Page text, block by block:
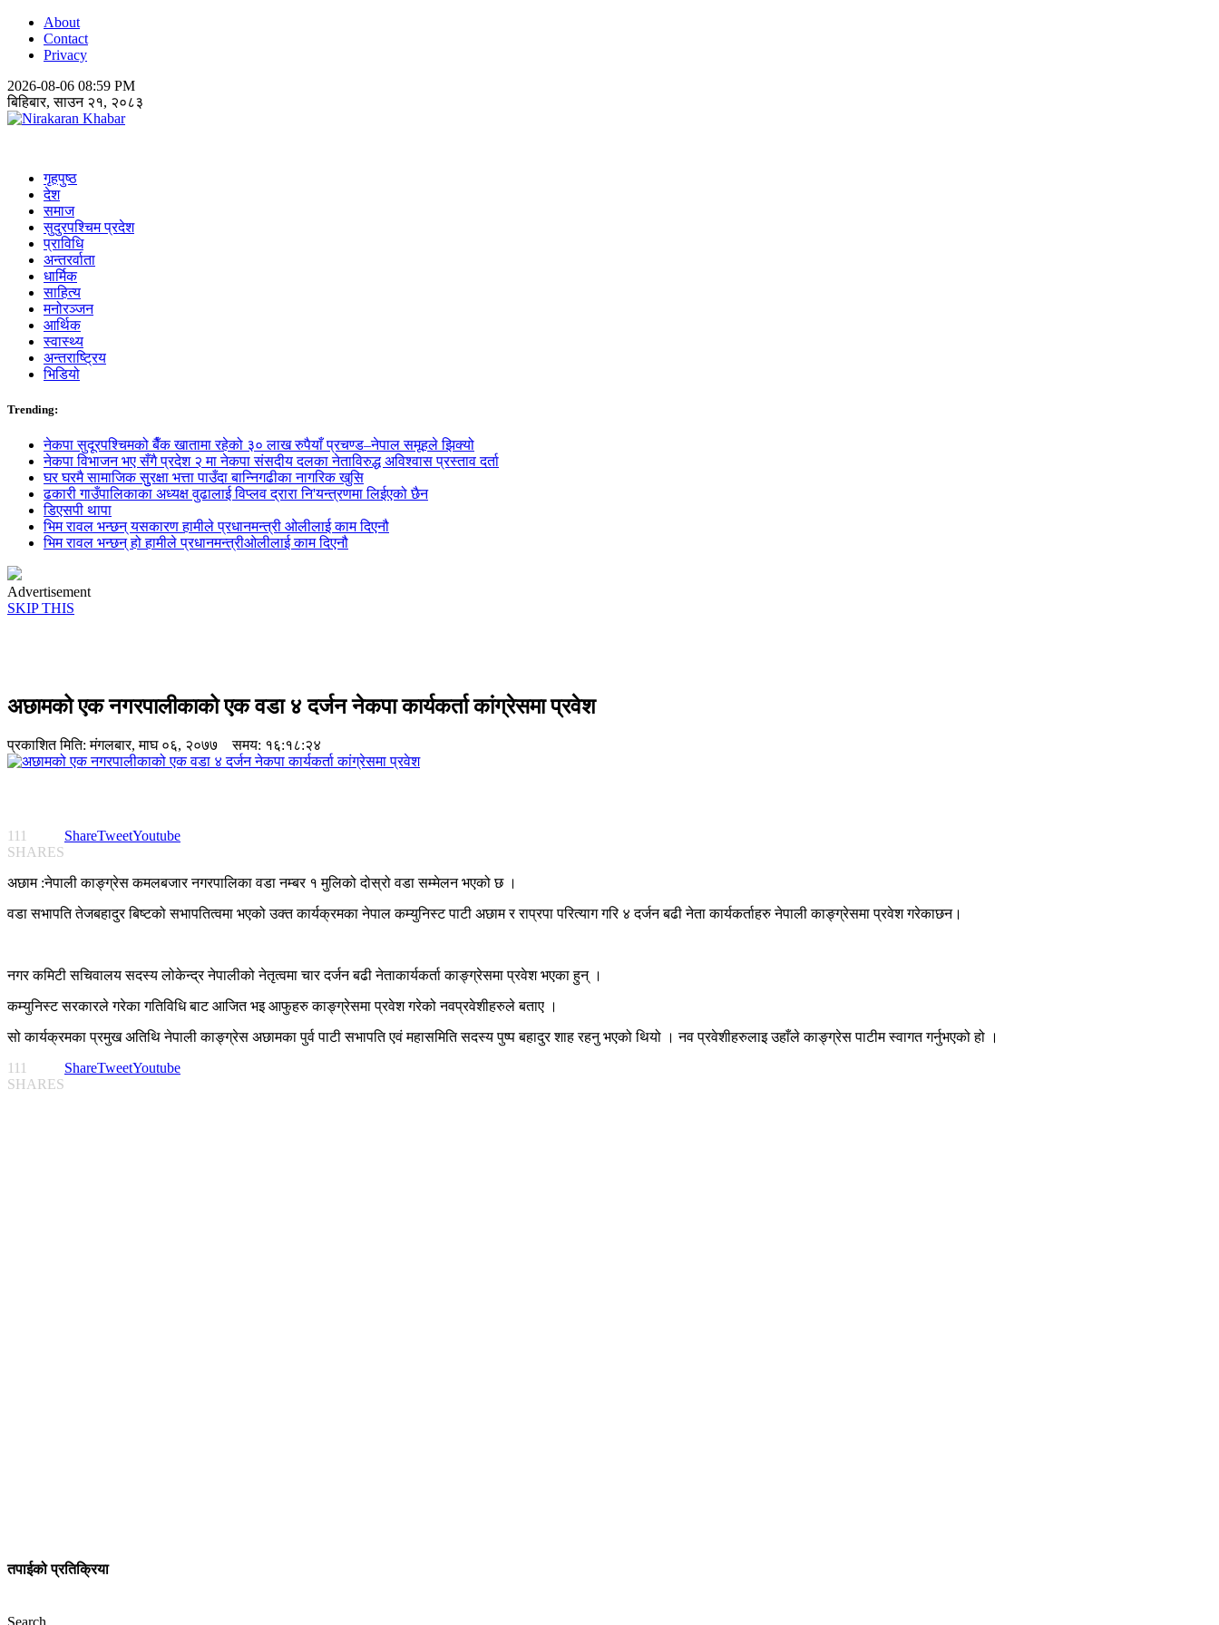
About
Contact
Privacy
2026-08-06 08:59 PM
बिहिबार, साउन २१, २०८३
गृहपुष्ठ
देश
समाज
सुदुरपश्चिम प्रदेश
प्राविधि
अन्तरर्वाता
धार्मिक
साहित्य
मनोरञ्जन
आर्थिक
स्वास्थ्य
अन्तराष्ट्रिय
भिडियो
Trending:
नेकपा सुदूरपश्चिमको बैँक खातामा रहेको ३० लाख रुपैयाँ प्रचण्ड–नेपाल समूहले झिक्य‍ो
नेकपा विभाजन भए सँगै प्रदेश २ मा नेकपा संसदीय दलका नेताविरुद्ध अविश्वास प्रस्ताव दर्ता
घर घरमै सामाजिक सुुरक्षा भत्ता पाउँदा बान्निगढीका नागरिक खुसि
ढकारी गाउँपालिकाका अध्यक्ष वुढालाई विप्लव द्रारा नि'यन्त्रणमा लिईएको छैन
डिएसपी थापा
भिम रावल भन्छन् यसकारण हामीले प्रधानमन्त्री ओलीलाई काम दिएनौ
भिम रावल भन्छन् हो हामीले प्रधानमन्त्रीओलीलाई काम दिएनौ
Advertisement
SKIP THIS
अछामको एक नगरपालीकाको एक वडा ४ दर्जन नेकपा कार्यकर्ता कांग्रेसमा प्रवेश
प्रकाशित मिति:मंगलबार, माघ ०६, २०७७ समय: १६:१८:२४
111
SHARES
ShareTweetYoutube
अछाम :नेपाली काङ्ग्रेस कमलबजार नगरपालिका वडा नम्बर १ मुलिको दोस्रो वडा सम्मेलन भएको छ ।
वडा सभापति तेजबहादुर बिष्टको सभापतित्वमा भएको उक्त कार्यक्रमका नेपाल कम्युनिस्ट पाटी अछाम र राप्रपा परित्याग गरि ४ दर्जन बढी नेता कार्यकर्ताहरु नेपाली काङ्ग्रेसमा प्रवेश गरेकाछन।
नगर कमिटी सचिवालय सदस्य लोकेन्द्र नेपालीको नेतृत्वमा चार दर्जन बढी नेताकार्यकर्ता काङ्ग्रेसमा प्रवेश भएका हुन् ।
कम्युनिस्ट सरकारले गरेका गतिविधि बाट आजित भइ आफुहरु काङ्ग्रेसमा प्रवेश गरेको नवप्रवेशीहरुले बताए ।
सो कार्यक्रमका प्रमुख अतिथि नेपाली काङ्ग्रेस अछामका पुर्व पाटी सभापति एवं महासमिति सदस्य पुष्प बहादुर शाह रहनु भएको थियो । नव प्रवेशीहरुलाइ उहाँले काङ्ग्रेस पाटीम स्वागत गर्नुभएको हो ।
111
SHARES
ShareTweetYoutube
तपाईको प्रतिक्रिया
Search